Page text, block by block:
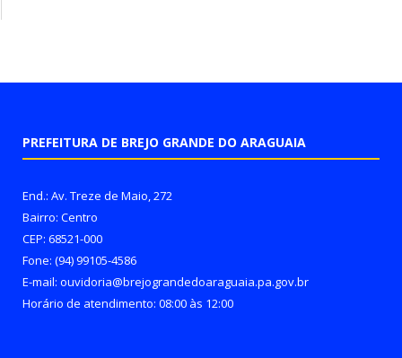
PREFEITURA DE BREJO GRANDE DO ARAGUAIA
End.: Av. Treze de Maio, 272
Bairro: Centro
CEP: 68521-000
Fone: (94) 99105-4586
E-mail: ouvidoria@brejograndedoaraguaia.pa.gov.br
Horário de atendimento: 08:00 às 12:00